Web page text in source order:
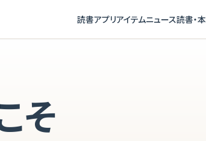
読書アプリアイテムニュース読書・
そ